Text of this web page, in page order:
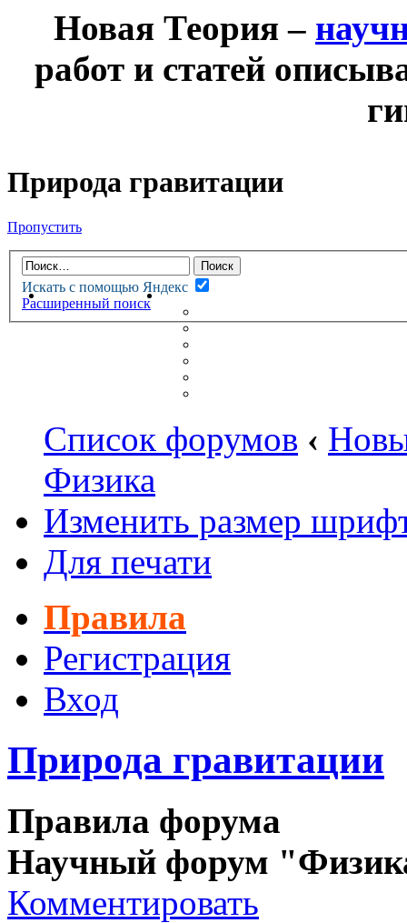
Новая Теория –
работ и статей
Природа гравитации
Пропустить
Искать с помощью Яндекс
Расширенный поиск
НОВАЯ ТЕОРИЯФОРУМ
НЕПРОЧИТАННЫЕ
Список форумов ‹
Физика
Изменить размер
Для печати
Правила
Регистрация
Вход
Природа гравитации
Правила форума
Научный форум
Комментировать